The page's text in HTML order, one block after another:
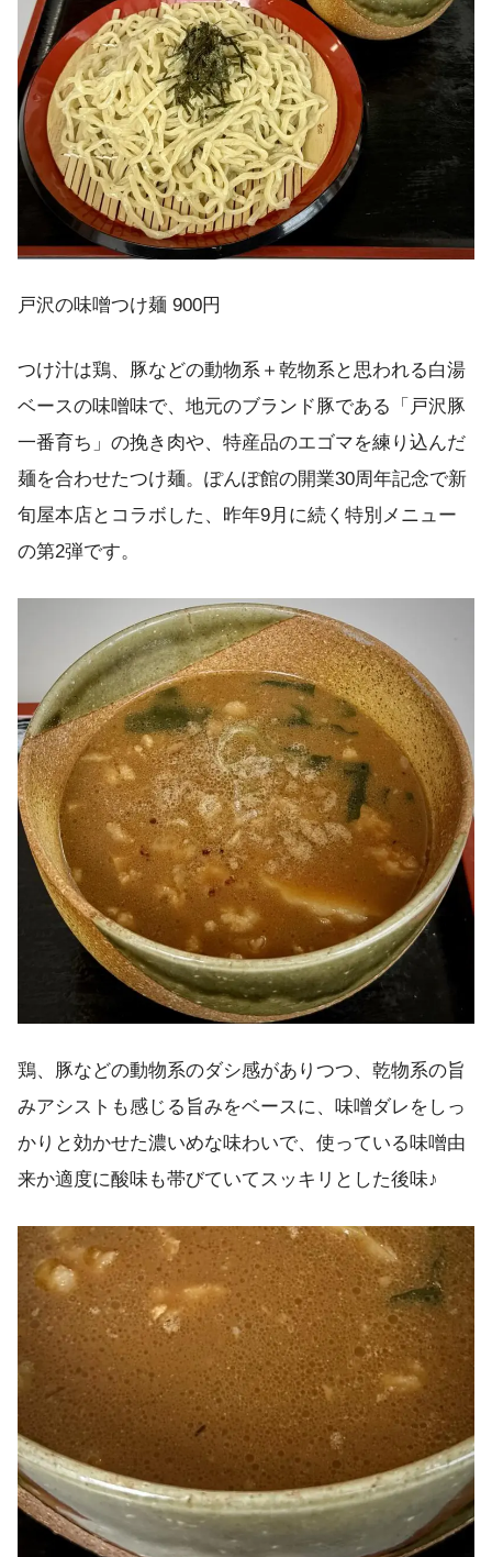
戸沢の味噌つけ麺 900円
つけ汁は鶏、豚などの動物系＋乾物系と思われる白湯
ベースの味噌味で、地元のブランド豚である「戸沢豚
一番育ち」の挽き肉や、特産品のエゴマを練り込んだ
麺を合わせたつけ麺。ぽんぽ館の開業30周年記念で新
旬屋本店とコラボした、昨年9月に続く特別メニュー
の第2弾です。
鶏、豚などの動物系のダシ感がありつつ、乾物系の旨
みアシストも感じる旨みをベースに、味噌ダレをしっ
かりと効かせた濃いめな味わいで、使っている味噌由
来か適度に酸味も帯びていてスッキリとした後味♪